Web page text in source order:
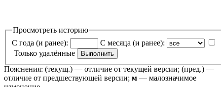
Просмотреть историю
С года (и ранее):
С месяца (и ранее):
Только удалённые
Пояснения: (текущ.) — отличие от текущей версии; (пред.) —
отличие от предшествующей версии; м — малозначимое